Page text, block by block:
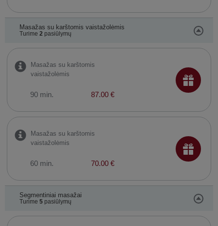
Masažas su karštomis vaistažolėmis
Turime 2 pasiūlymų
Masažas su karštomis
vaistažolėmis
90 min. 87.00 €
Masažas su karštomis
vaistažolėmis
60 min. 70.00 €
Segmentiniai masažai
Turime 5pasiūlymų